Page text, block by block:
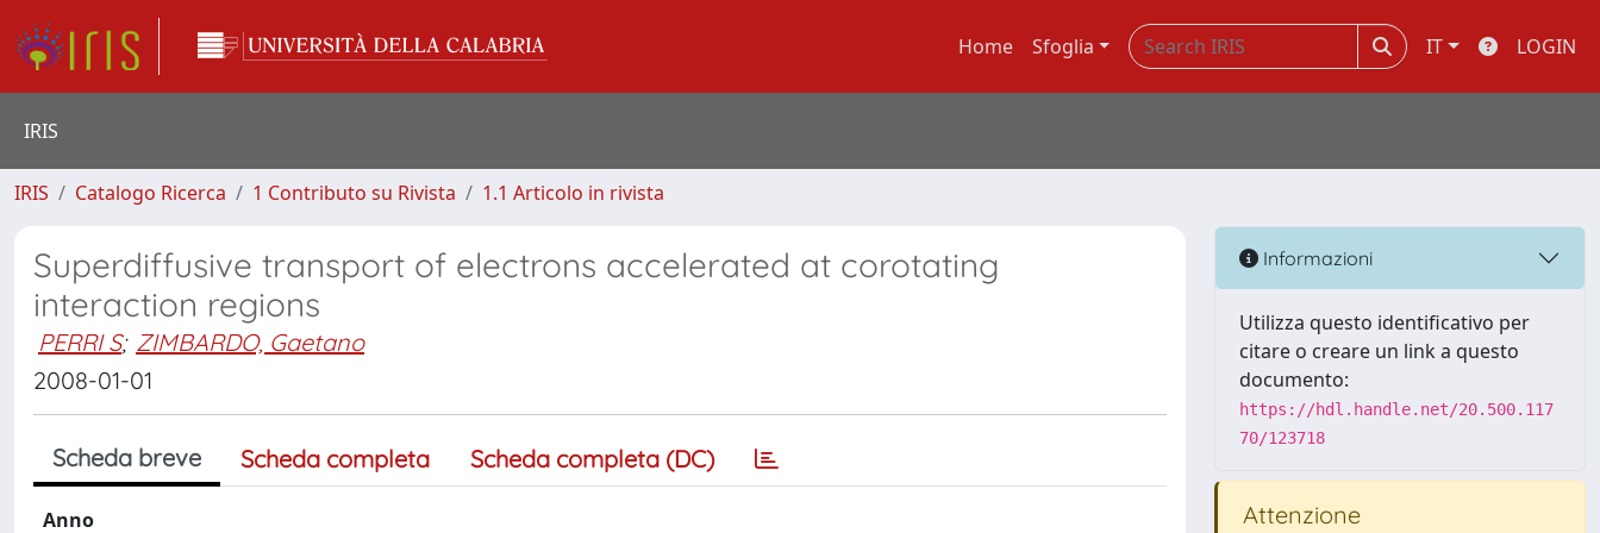
Home Sfoglia IT LOGIN
IRIS
IRIS Catalogo Ricerca 1 Contributo su Rivista 1.1 Articolo in rivista
Superdiffusive transport of electrons accelerated at corotating
interaction regions
PERRI S; ZIMBARDO, Gaetano
2008-01-01
Scheda breve Scheda completa Scheda completa (DC)
Anno
Informazioni
Utilizza questo identificativo per
citare o creare un link a questo
documento:
https://hdl.handle.net/20.500.117
70/123718
Attenzione